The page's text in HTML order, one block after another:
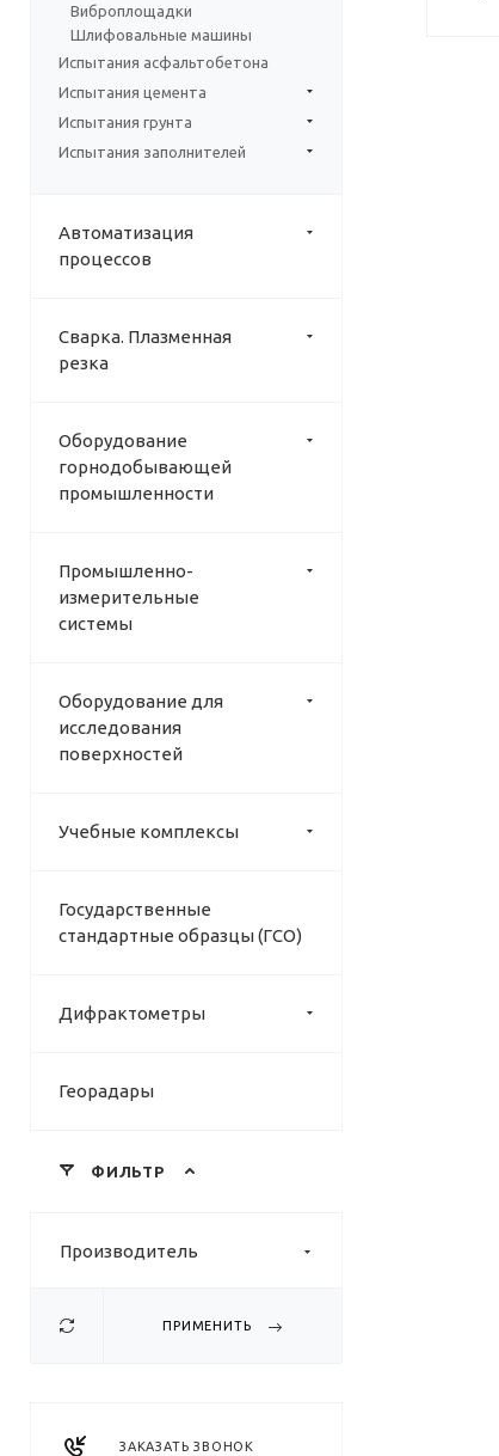
Виброплощадки
Шлифовальные машины
Испытания асфальтобетона
Испытания цемента
Испытания грунта
Испытания заполнителей
Автоматизация
процессов
Сварка. Плазменная
резка
Оборудование
горнодобывающей
промышленности
Промышленно-
измерительные
системы
Оборудование для
исследования
поверхностей
Учебные комплексы
Государственные
стандартные образцы (ГСО)
Дифрактометры
Георадары
ФИЛЬТР
Производитель
ПРИМЕНИТЬ
ЗАКАЗАТЬ ЗВОНОК